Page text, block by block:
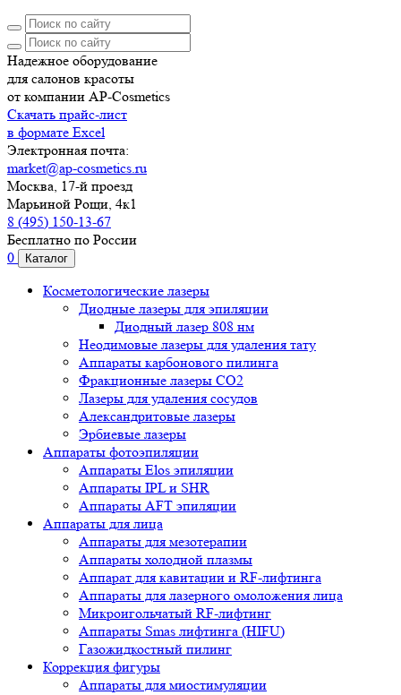
Надежное оборудование
для салонов красоты
от компании AP-Cosmetics
Скачать прайс-лист
в формате Excel
Электронная почта:
market@ap-cosmetics.ru
Москва, 17-й проезд
Марьиной Рощи, 4к1
8 (495) 150-13-67
Бесплатно по России
0
Каталог
Косметологические лазеры
Диодные лазеры для эпиляции
Диодный лазер 808 нм
Неодимовые лазеры для удаления тату
Аппараты карбонового пилинга
Фракционные лазеры CO2
Лазеры для удаления сосудов
Александритовые лазеры
Эрбиевые лазеры
Аппараты фотоэпиляции
Аппараты Elos эпиляции
Аппараты IPL и SHR
Аппараты AFT эпиляции
Аппараты для лица
Аппараты для мезотерапии
Аппараты холодной плазмы
Аппарат для кавитации и RF-лифтинга
Аппараты для лазерного омоложения лица
Микроигольчатый RF-лифтинг
Аппараты Smas лифтинга (HIFU)
Газожидкостный пилинг
Коррекция фигуры
Аппараты для миостимуляции